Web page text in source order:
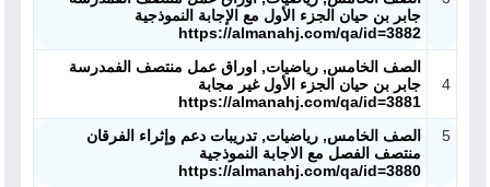
جابر بن حيان الجزء الأول مع الإجابة النموذجية
https://almanahj.com/qa/id=3882
4
الصف الخامس, رياضيات, اوراق عمل منتصف الفمدرسة
جابر بن حيان الجزء الأول غير مجابة
https://almanahj.com/qa/id=3881
5
الصف الخامس, رياضيات, تدريبات دعم وإثراء الفرقان
منتصف الفصل مع الاجابة النموذجية
https://almanahj.com/qa/id=3880